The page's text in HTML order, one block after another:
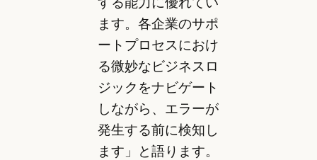
ます。各企業のサポ
ートプロセスにおけ
る微妙なビジネスロ
ジックをナビゲート
しながら、エラーが
発生する前に検知し
ます」と語ります。